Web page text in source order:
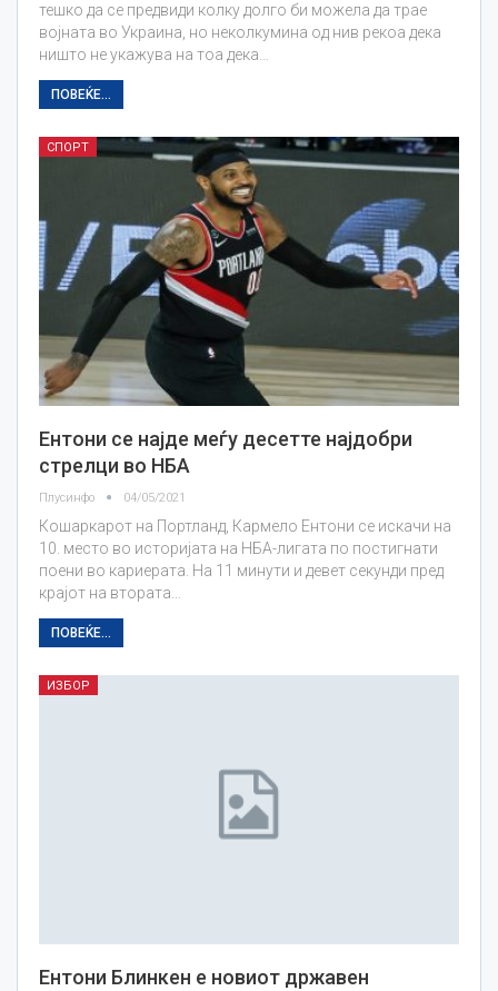
тешко да се предвиди колку долго би можела да трае
војната во Украина, но неколкумина од нив рекоа дека
ништо не укажува на тоа дека…
ПОВЕЌЕ...
СПОРТ
Ентони се најде меѓу десетте најдобри
стрелци во НБА
Плусинфо 04/05/2021
Кошаркарот на Портланд, Кармело Ентони се искачи на
10. место во историјата на НБА-лигата по постигнати
поени во кариерата. На 11 минути и девет секунди пред
крајот на втората…
ПОВЕЌЕ...
ИЗБОР
Ентони Блинкен е новиот државен